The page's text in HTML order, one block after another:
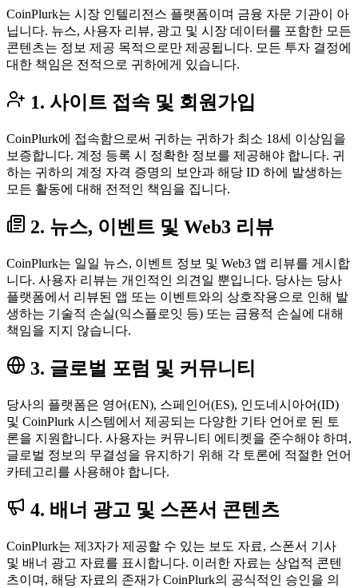
CoinPlurk는 시장 인텔리전스 플랫폼이며 금융 자문 기관이 아
닙니다. 뉴스, 사용자 리뷰, 광고 및 시장 데이터를 포함한 모든
콘텐츠는 정보 제공 목적으로만 제공됩니다. 모든 투자 결정에
대한 책임은 전적으로 귀하에게 있습니다.
1. 사이트 접속 및 회원가입
CoinPlurk에 접속함으로써 귀하는 귀하가 최소 18세 이상임을
보증합니다. 계정 등록 시 정확한 정보를 제공해야 합니다. 귀
하는 귀하의 계정 자격 증명의 보안과 해당 ID 하에 발생하는
모든 활동에 대해 전적인 책임을 집니다.
2. 뉴스, 이벤트 및 Web3 리뷰
CoinPlurk는 일일 뉴스, 이벤트 정보 및 Web3 앱 리뷰를 게시합
니다. 사용자 리뷰는 개인적인 의견일 뿐입니다. 당사는 당사
플랫폼에서 리뷰된 앱 또는 이벤트와의 상호작용으로 인해 발
생하는 기술적 손실(익스플로잇 등) 또는 금융적 손실에 대해
책임을 지지 않습니다.
3. 글로벌 포럼 및 커뮤니티
당사의 플랫폼은 영어(EN), 스페인어(ES), 인도네시아어(ID)
및 CoinPlurk 시스템에서 제공되는 다양한 기타 언어로 된 토
론을 지원합니다. 사용자는 커뮤니티 에티켓을 준수해야 하며,
글로벌 정보의 무결성을 유지하기 위해 각 토론에 적절한 언어
카테고리를 사용해야 합니다.
4. 배너 광고 및 스폰서 콘텐츠
CoinPlurk는 제3자가 제공할 수 있는 보도 자료, 스폰서 기사
및 배너 광고 자료를 표시합니다. 이러한 자료는 상업적 콘텐
츠이며, 해당 자료의 존재가 CoinPlurk의 공식적인 승인을 의